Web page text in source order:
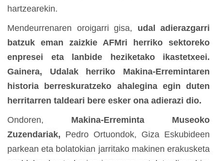
hartzearekin.
Mendeurrenaren oroigarri gisa, udal adierazgarri
batzuk eman zaizkie AFMri herriko sektoreko
enpresei eta lanbide heziketako ikastetxeei.
Gainera, Udalak herriko Makina-Erremintaren
historia berreskuratzeko ahalegina egin duten
herritarren taldeari bere esker ona adierazi dio.
Ondoren, Makina-Erreminta Museoko
Zuzendariak, Pedro Ortuondok, Giza Eskubideen
parkean eta bolatokian jarritako makinen erakusketa